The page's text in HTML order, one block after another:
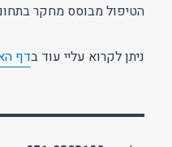
הטיפול מבוסס מחקר
ניתן לקרוא עליי עוד בדף